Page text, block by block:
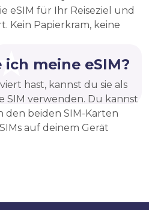
eSIM für Ihr Reiseziel und
Kein Papierkram, keine
meine eSIM?
hast, kannst du sie als
SIM verwenden. Du kannst
den beiden SIM-Karten
auf deinem Gerät